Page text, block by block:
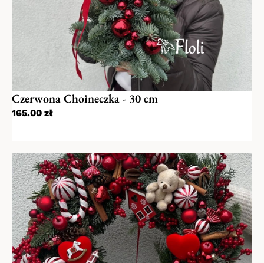
taką informację w komentarzu.
Istnieje też możliwość odbioru własnego w
jednej z naszych kwiaciarni stacjonarnych (w
godzinach pracy kwiaciarni). Prosimy o
zaznaczenie dogodnej formy podczas
składania zamówienia.
Czerwona Choineczka - 30 cm
165.00 zł